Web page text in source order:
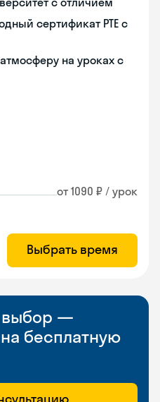
сертификат PTE с
на уроках с
от 1090 ₽ / урок
Выбрать время
выбор —
бесплатную